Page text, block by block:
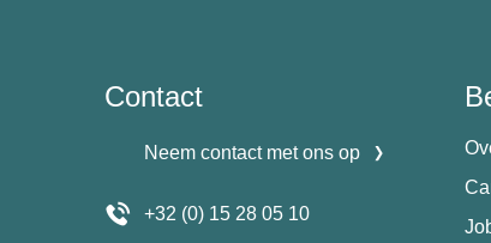
Contact
Neem contact met ons op
+32 (0) 15 28 05 10